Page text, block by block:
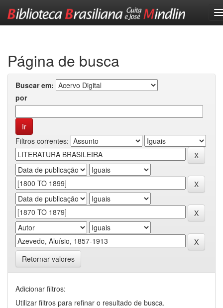
Página de busca
Buscar em:
por
Filtros correntes:
Retornar valores
Adicionar filtros:
Utilizar filtros para refinar o resultado de busca.